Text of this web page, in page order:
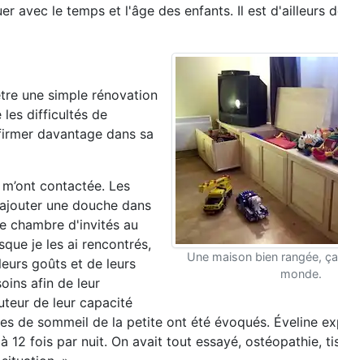
avec le temps et l'âge des enfants. Il est d'ailleurs
Une maison bien rangée,
monde.
une simple rénovation
les difficultés de
davantage dans sa
contactée. Les
une douche dans
chambre d'invités au
je les ai rencontrés,
goûts et de leurs
afin de leur
de leur capacité
de sommeil de la petite ont été évoqués. Éveline
12 fois par nuit. On avait tout essayé, ostéopathie,